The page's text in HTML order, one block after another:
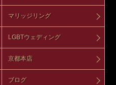
マリッジリング
LGBTウェディング
京都本店
ブログ